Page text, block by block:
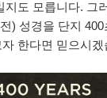
지도 모릅니다. 그
) 성경을 단지 400
한다면 믿으시겠